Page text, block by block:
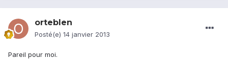
orteblen
Posté(e) 14 janvier 2013
Pareil pour moi.